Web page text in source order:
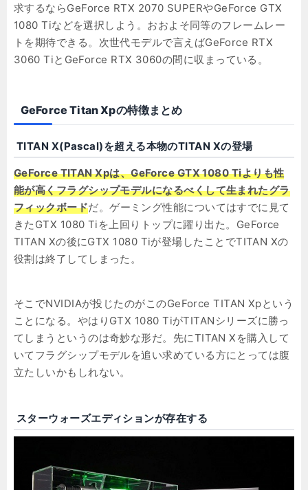
求するならGeForce RTX 2070 SUPERやGeForce GTX
1080 Tiなどを選択しよう。おおよそ同等のフレームレー
トを期待できる。次世代モデルで言えばGeForce RTX
3060 TiとGeForce RTX 3060の間に収まっている。
GeForce Titan Xpの特徴まとめ
TITAN X(Pascal)を超える本物のTITAN Xの登場
GeForce TITAN Xpは、GeForce GTX 1080 Tiよりも性
能が高くフラグシップモデルになるべくして生まれたグラ
フィックボードだ。ゲーミング性能についてはすでに見て
きたGTX 1080 Tiを上回りトップに躍り出た。GeForce
TITAN Xの後にGTX 1080 Tiが登場したことでTITAN Xの
役割は終了してしまった。
そこでNVIDIAが投じたのがこのGeForce TITAN Xpという
ことになる。やはりGTX 1080 TiがTITANシリーズに勝っ
てしまうというのは奇妙な形だ。先にTITAN Xを購入して
いてフラグシップモデルを追い求めている方にとっては腹
立たしいかもしれない。
スターウォーズエディションが存在する